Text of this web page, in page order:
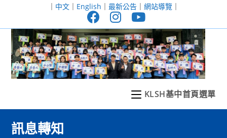
至
｜ 中文｜ English ｜ 最新公告｜ 網站導覽｜
KLSH基中首頁選單
訊息轉知